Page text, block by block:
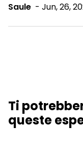
- Jun, 26,
Saule
Ti
queste